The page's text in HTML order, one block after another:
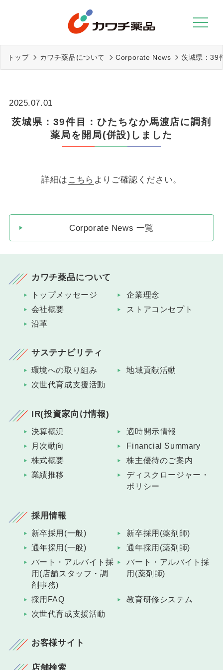
トップ カワチ薬品について Corporate News 茨城県：39
2025.07.01
茨城県：39件目：ひたちなか馬渡店に調剤
薬局を開局(併設)しました
詳細は こちら よりご確認ください。
Corporate News 一覧
カワチ薬品について
トップメッセージ
企業理念
会社概要
ストアコンセプト
沿革
サステナビリティ
環境への取り組み
地域貢献活動
次世代育成支援活動
IR(投資家向け情報)
決算概況
適時開示情報
月次動向
Financial Summary
株式概要
株主優待のご案内
業績推移
ディスクロージャー・
ポリシー
採用情報
新卒採用(一般)
新卒採用(薬剤師)
通年採用(一般)
通年採用(薬剤師)
パート・アルバイト採
用(店舗スタッフ・調
剤事務)
パート・アルバイト採
用(薬剤師)
採用FAQ
教育研修システム
次世代育成支援活動
お客様サイト
店舗検索